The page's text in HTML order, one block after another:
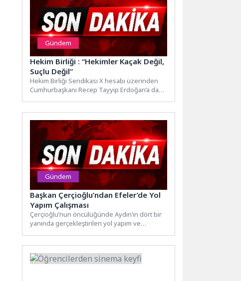
Gündem
Hekim Birliği : “Hekimler Kaçak Değil,
Suçlu Değil”
Hekim Birliği Sendikası X hesabı üzerinden
Cumhurbaşkanı Recep Tayyip Erdoğan’a da
Gündem
Başkan Çerçioğlu’ndan Efeler’de Yol
Yapım Çalışması
Çerçioğlu’nun öncülüğünde Aydın’ın dört bir
yanında gerçekleştirilen yol yapım ve